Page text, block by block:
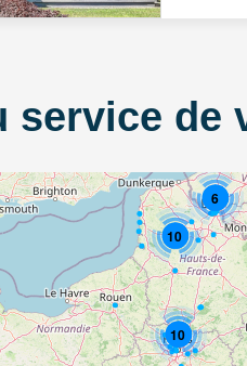
service de
10
10
6